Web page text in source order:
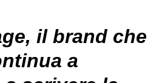
il brand che
a